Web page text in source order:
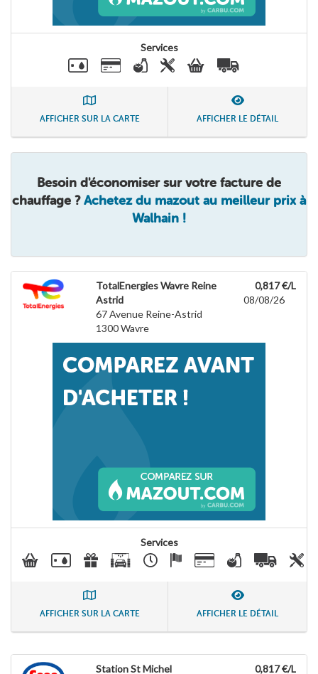
Services
AFFICHER SUR LA CARTE AFFICHER LE DÉTAIL
Besoin d'économiser sur votre facture de
chauffage ?Achetez du mazout au meilleur prix à
Walhain !
TotalEnergies Wavre Reine
Astrid
67 Avenue Reine-Astrid
1300Wavre
0,817 €/L
08/08/26
Services
AFFICHER SUR LA CARTE AFFICHER LE DÉTAIL
Station St Michel 0,817 €/L